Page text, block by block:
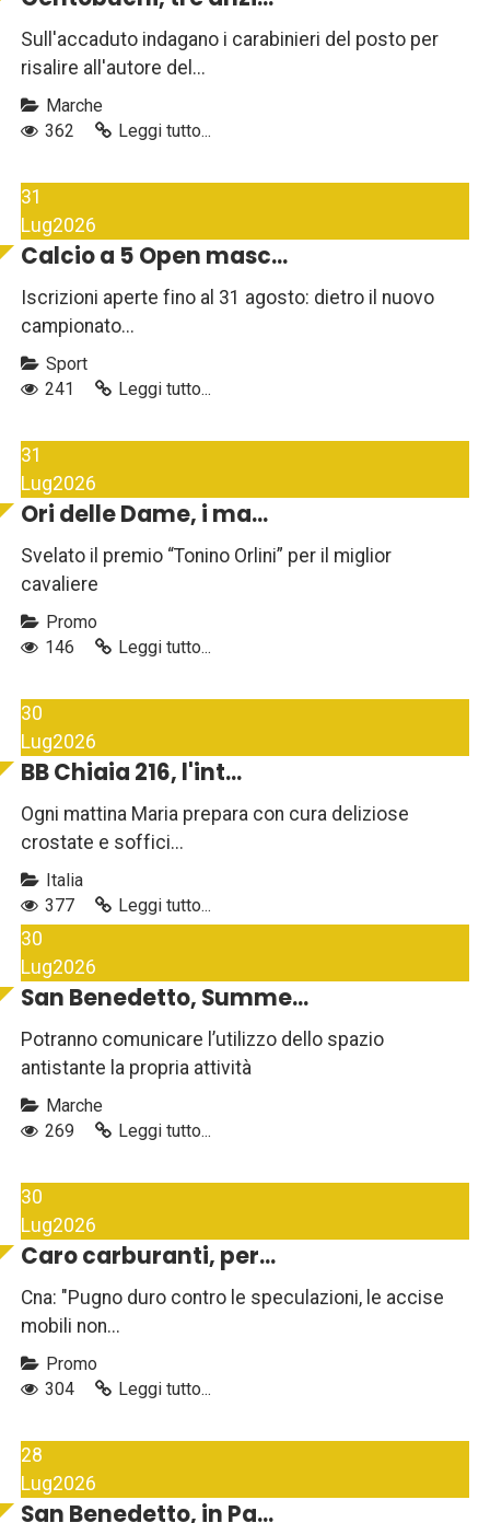
Sull'accaduto indagano i carabinieri del posto per
risalire all'autore del...
Marche
362
Leggi tutto...
31
Lug2026
Calcio a 5 Open masc...
Iscrizioni aperte fino al 31 agosto: dietro il nuovo
campionato...
Sport
241
Leggi tutto...
31
Lug2026
Ori delle Dame, i ma...
Svelato il premio “Tonino Orlini” per il miglior
cavaliere
Promo
146
Leggi tutto...
30
Lug2026
BB Chiaia 216, l'int...
Ogni mattina Maria prepara con cura deliziose
crostate e soffici...
Italia
377
Leggi tutto...
30
Lug2026
San Benedetto, Summe...
Potranno comunicare l’utilizzo dello spazio
antistante la propria attività
Marche
269
Leggi tutto...
30
Lug2026
Caro carburanti, per...
Cna: "Pugno duro contro le speculazioni, le accise
mobili non...
Promo
304
Leggi tutto...
28
Lug2026
San Benedetto, in Pa...